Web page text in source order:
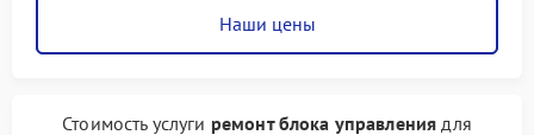
Наши цены
Стоимость услуги ремонт блока управления для